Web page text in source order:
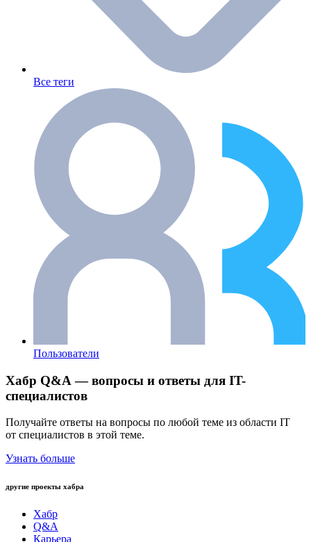
Все теги
Пользователи
Хабр Q&A — вопросы и ответы для IT-
специалистов
Получайте ответы на вопросы по любой теме из области IT
от специалистов в этой теме.
Узнать больше
другие проекты хабра
Хабр
Q&A
Карьера